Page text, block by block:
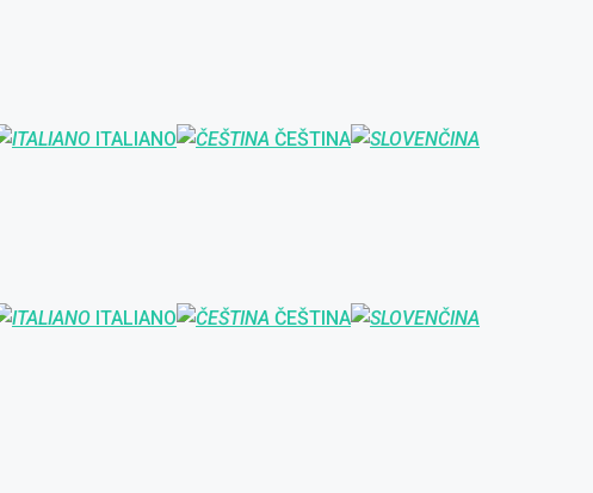
ITALIANO
ČEŠTINA
ITALIANO
ČEŠTINA